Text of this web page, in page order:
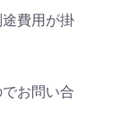
費用が掛
お問い合